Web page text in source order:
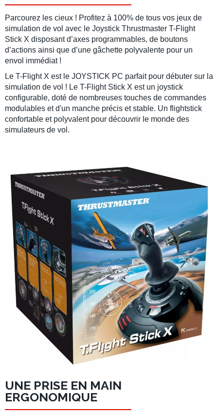
Parcourez les cieux ! Profitez à 100% de tous vos jeux de
simulation de vol avec le Joystick Thrustmaster T-Flight
Stick X disposant d’axes programmables, de boutons
d’actions ainsi que d’une gâchette polyvalente pour un
envol immédiat !
Le T-Flight X est le JOYSTICK PC parfait pour débuter sur la
simulation de vol ! Le T-Flight Stick X est un joystick
configurable, doté de nombreuses touches de commandes
modulables et d'un manche précis et stable. Un flightstick
confortable et polyvalent pour découvrir le monde des
simulateurs de vol .
UNE PRISE EN MAIN
ERGONOMIQUE